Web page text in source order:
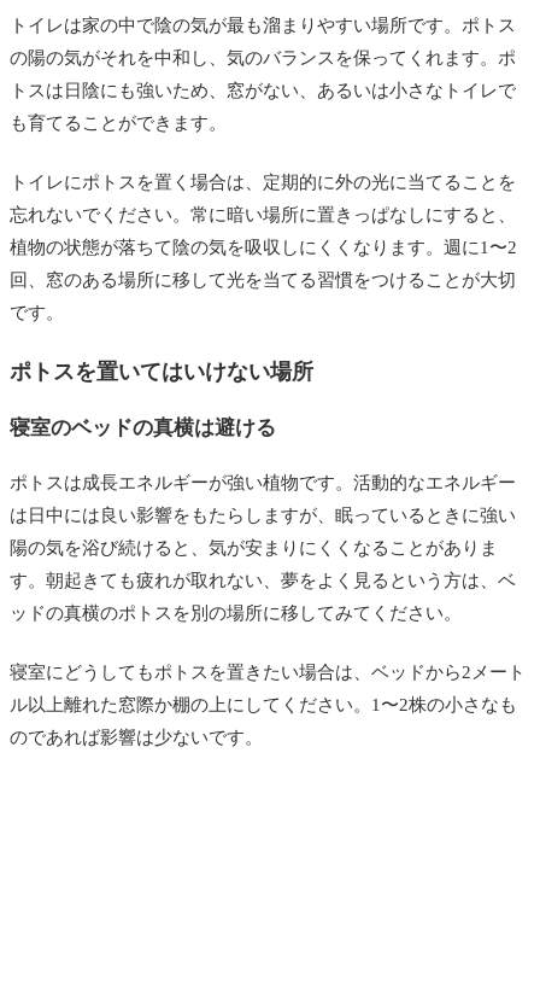
トイレは家の中で陰の気が最も溜まりやすい場所です。ポトス
の陽の気がそれを中和し、気のバランスを保ってくれます。ポ
トスは日陰にも強いため、窓がない、あるいは小さなトイレで
も育てることができます。
トイレにポトスを置く場合は、定期的に外の光に当てることを
忘れないでください。常に暗い場所に置きっぱなしにすると、
植物の状態が落ちて陰の気を吸収しにくくなります。週に1〜2
回、窓のある場所に移して光を当てる習慣をつけることが大切
です。
ポトスを置いてはいけない場所
寝室のベッドの真横は避ける
ポトスは成長エネルギーが強い植物です。活動的なエネルギー
は日中には良い影響をもたらしますが、眠っているときに強い
陽の気を浴び続けると、気が安まりにくくなることがありま
す。朝起きても疲れが取れない、夢をよく見るという方は、ベ
ッドの真横のポトスを別の場所に移してみてください。
寝室にどうしてもポトスを置きたい場合は、ベッドから2メート
ル以上離れた窓際か棚の上にしてください。1〜2株の小さなも
のであれば影響は少ないです。